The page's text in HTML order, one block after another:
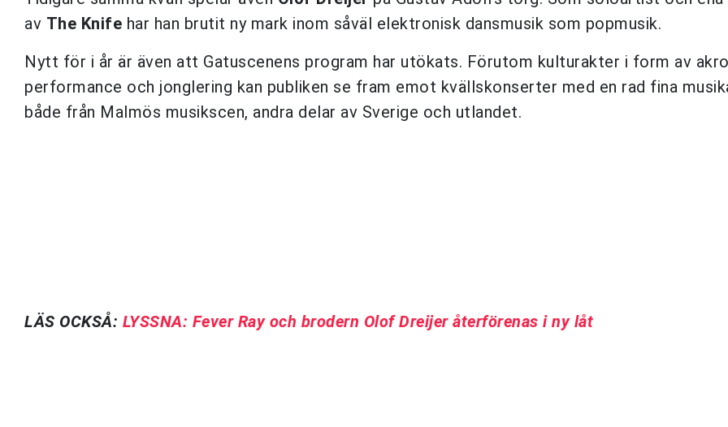
av The Knife har han brutit ny mark inom såväl elektronisk dansmusik som popmusik.
Nytt för i år är även att Gatuscenens program har utökats. Förutom kulturakter i form av
performance och jonglering kan publiken se fram emot kvällskonserter med en rad fina
både från Malmös musikscen, andra delar av Sverige och utlandet.
LÄS OCKSÅ: LYSSNA: Fever Ray och brodern Olof Dreijer återförenas i ny låt